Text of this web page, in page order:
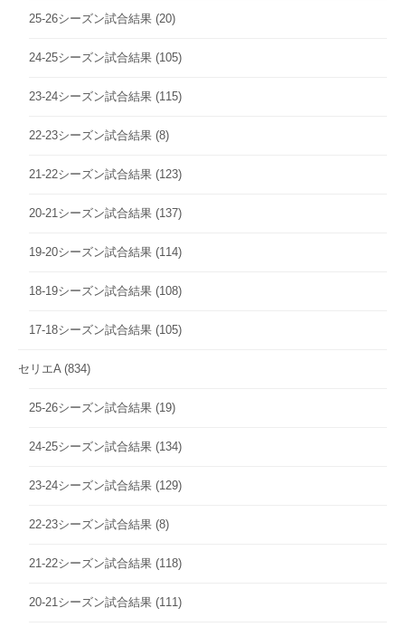
25-26シーズン試合結果 (20)
24-25シーズン試合結果 (105)
23-24シーズン試合結果 (115)
22-23シーズン試合結果 (8)
21-22シーズン試合結果 (123)
20-21シーズン試合結果 (137)
19-20シーズン試合結果 (114)
18-19シーズン試合結果 (108)
17-18シーズン試合結果 (105)
セリエA(834)
25-26シーズン試合結果 (19)
24-25シーズン試合結果 (134)
23-24シーズン試合結果 (129)
22-23シーズン試合結果 (8)
21-22シーズン試合結果 (118)
20-21シーズン試合結果 (111)